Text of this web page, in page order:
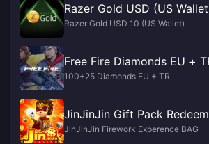
Razer Gold USD (US
Razer Gold USD 10 (US Wallet)
Free Fire Diamonds EU +
100+25 Diamonds EU + TR
JinJinJin Gift Pack
JinJinJin Firework Experence BAG